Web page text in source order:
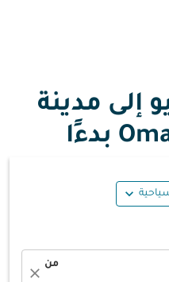
إلى مدينة
expand_more
من
close